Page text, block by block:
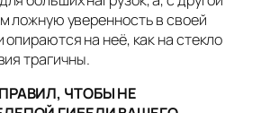
ложную уверенность в своей
на неё, как на стекло
трагичны.
ЧТОБЫ НЕ